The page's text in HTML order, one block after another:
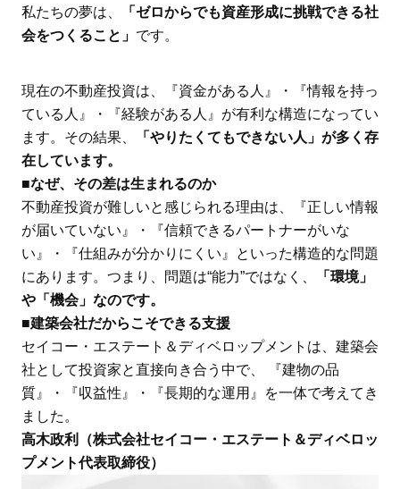
私たちの夢は、
「ゼロからでも資産形成に挑戦できる社
会をつくること」 です。
現在の不動産投資は、『資金がある人』・『情報を持っ
ている人』・『経験がある人』が有利な構造になってい
ます。その結果、
「やりたくてもできない人」が多く存
在しています。
■なぜ、その差は生まれるのか
不動産投資が難しいと感じられる理由は、『正しい情報
が届いていない』・『信頼できるパートナーがいな
い』・『仕組みが分かりにくい』といった構造的な問題
にあります。つまり、問題は“能力”ではなく、
「環境」
や「機会」なのです。
■建築会社だからこそできる支援
セイコー・エステート＆ディベロップメントは、建築会
社として投資家と直接向き合う中で、 『建物の品
質』・『収益性』・『長期的な運用』を一体で考えてき
ました。
高木政利（株式会社セイコー・エステート＆ディベロッ
プメント代表取締役）